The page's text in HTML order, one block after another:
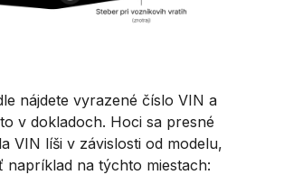
nájdete vyrazené číslo VIN a
v dokladoch. Hoci sa presné
VIN líši v závislosti od modelu,
napríklad na týchto miestach: